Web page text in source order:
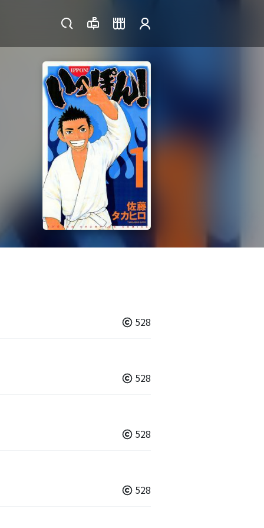
528
528
528
528